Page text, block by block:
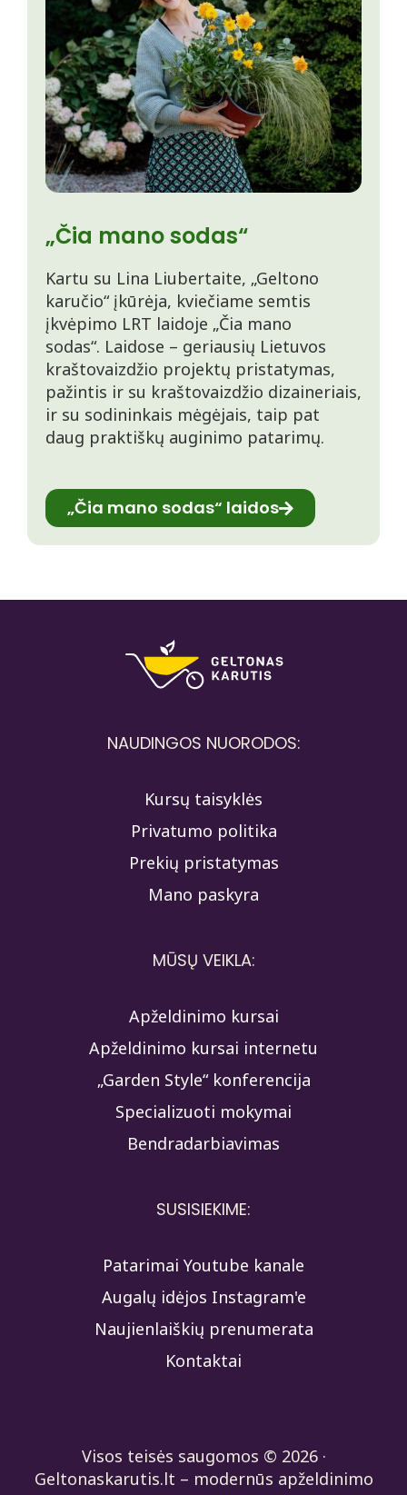
„Čia mano sodas“
Kartu su Lina Liubertaite, „Geltono
karučio“ įkūrėja, kviečiame semtis
įkvėpimo LRT laidoje „Čia mano
sodas“. Laidose – geriausių Lietuvos
kraštovaizdžio projektų pristatymas,
pažintis ir su kraštovaizdžio dizaineriais,
ir su sodininkais mėgėjais, taip pat
daug praktiškų auginimo patarimų.
„Čia mano sodas“ laidos
NAUDINGOS NUORODOS:
Kursų taisyklės
Privatumo politika
Prekių pristatymas
Mano paskyra
MŪSŲ VEIKLA:
Apželdinimo kursai
Apželdinimo kursai internetu
„Garden Style“ konferencija
Specializuoti mokymai
Bendradarbiavimas
SUSISIEKIME:
Patarimai Youtube kanale
Augalų idėjos Instagram'e
Naujienlaiškių prenumerata
Kontaktai
Visos teisės saugomos © 2026 ·
Geltonaskarutis.lt – modernūs apželdinimo